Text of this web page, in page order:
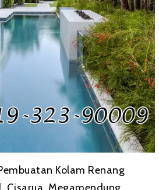
Kolam Renang
Cisarua, Megamendung,